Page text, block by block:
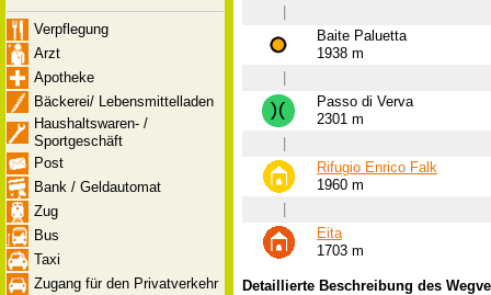
Verpflegung
Arzt
Apotheke
Bäckerei/ Lebensmittelladen
Haushaltswaren- /
Sportgeschäft
Post
Bank / Geldautomat
Zug
Bus
Taxi
Zugang für den Privatverkehr
Baite Paluetta
1938 m
Passo di Verva
2301 m
Rifugio Enrico Falk
1960 m
Eita
1703 m
Detaillierte Beschreibung des